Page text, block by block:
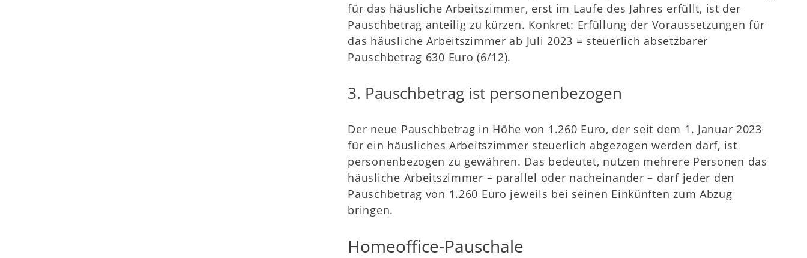
für das häusliche Arbeitszimmer, erst im Laufe des Jahres erfüllt, ist der
Pauschbetrag anteilig zu kürzen. Konkret: Erfüllung der Voraussetzungen für
das häusliche Arbeitszimmer ab Juli 2023 = steuerlich absetzbarer
Pauschbetrag 630 Euro (6/12).
3. Pauschbetrag ist personenbezogen
Der neue Pauschbetrag in Höhe von 1.260 Euro, der seit dem 1. Januar 2023
für ein häusliches Arbeitszimmer steuerlich abgezogen werden darf, ist
personenbezogen zu gewähren. Das bedeutet, nutzen mehrere Personen das
häusliche Arbeitszimmer – parallel oder nacheinander – darf jeder den
Pauschbetrag von 1.260 Euro jeweils bei seinen Einkünften zum Abzug
bringen.
Homeoffice-Pauschale